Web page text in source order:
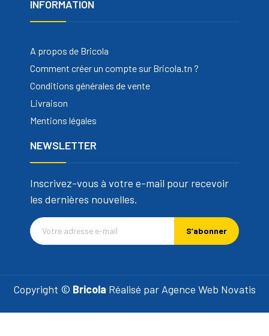
INFORMATION
A propos de Bricola
Comment créer un compte sur Bricola.tn ?
Conditions générales de vente
Livraison
Mentions légales
NEWSLETTER
Inscrivez-vous à votre e-mail pour recevoir
les dernières nouvelles.
S’abonner
Copyright © Bricola Réalisé par Agence Web Novatis